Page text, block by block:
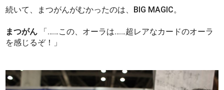
続いて、まつがんがむかったのは、BIG MAGIC。
まつがん 「……この、オーラは……超レアなカードのオーラ
を感じるぞ！」